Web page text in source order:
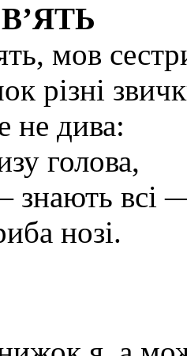
мов
різні
не дива:
голова,
знають всі
нозі.